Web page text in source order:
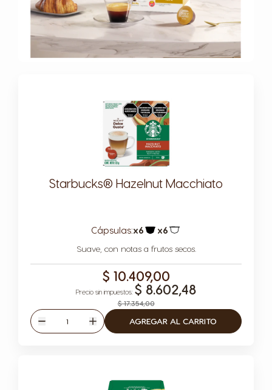
Starbucks® Hazelnut Macchiato
Cápsulas:x6 x6
Suave, con notas a frutos secos.
$ 17.354,00
$ 10.409,00
$ 8.602,48
Disminuir
Cantidad
Aumentar
AGREGAR AL CARRITO